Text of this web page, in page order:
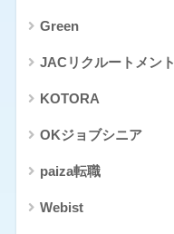
Green
JACリクルートメント
KOTORA
OKジョブシニア
paiza転職
Webist